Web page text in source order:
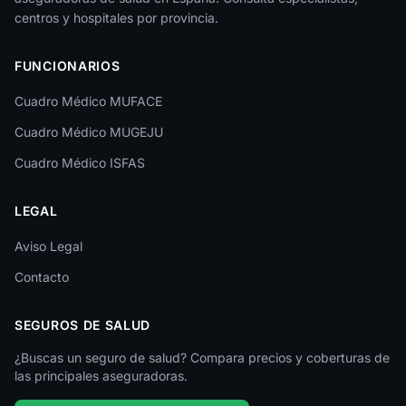
La Rioja
León
Lleida
Lugo
Málaga
Melilla
Murcia
Palencia
centros y hospitales por provincia.
FUNCIONARIOS
Cuadro Médico MUFACE
Cuadro Médico MUGEJU
Cuadro Médico ISFAS
LEGAL
Aviso Legal
Contacto
SEGUROS DE SALUD
¿Buscas un seguro de salud? Compara precios y coberturas de
las principales aseguradoras.